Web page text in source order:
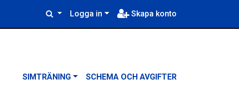
Logga in Skapa konto
SIMTRÄNING SCHEMA OCH AVGIFTER